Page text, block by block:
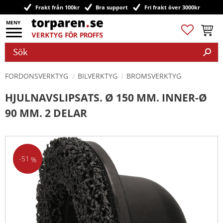
Meny
Frakt från 100kr Bra support Fri frakt över 3000kr
Favoriter
FORDONSVERKTYG BILVERKTYG BROMSVERKTYG
HJULNAVSLIPSATS. Ø 150 MM. INNER-Ø
90 MM. 2 DELAR
51 %